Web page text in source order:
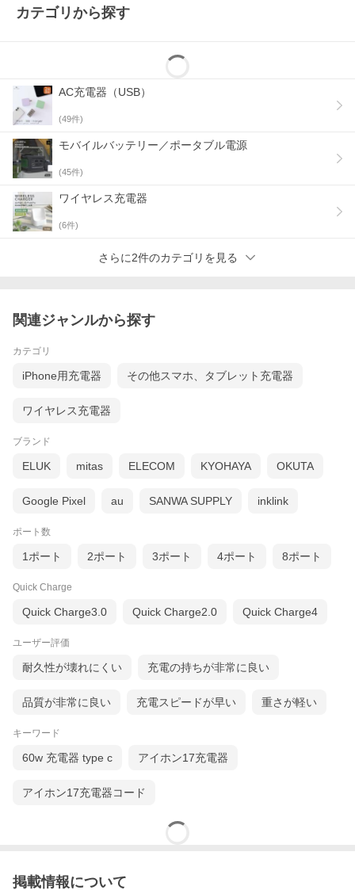
カテゴリから探す
AC充電器（USB）
(49件)
モバイルバッテリー／ポータブル電源
(45件)
ワイヤレス充電器
(6件)
さらに2件のカテゴリを見る
関連ジャンルから探す
カテゴリ
iPhone用充電器 その他スマホ、タブレット充電器
ワイヤレス充電器
ブランド
ELUK mitas ELECOM KYOHAYA OKUTA
Google Pixel au SANWA SUPPLY inklink
ポート数
1ポート 2ポート 3ポート 4ポート 8ポート
Quick Charge
Quick Charge3.0 Quick Charge2.0 Quick Charge4
ユーザー評価
耐久性が壊れにくい 充電の持ちが非常に良い
品質が非常に良い 充電スピードが早い 重さが軽い
キーワード
60w 充電器 type c アイホン17充電器
アイホン17充電器コード
掲載情報について